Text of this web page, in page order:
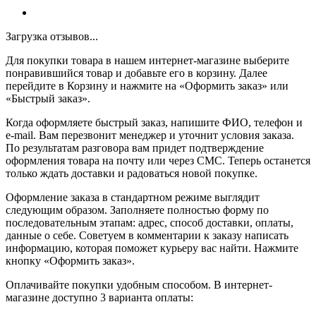
Загрузка отзывов...
Для покупки товара в нашем интернет-магазине выберите
понравившийся товар и добавьте его в корзину. Далее
перейдите в Корзину и нажмите на «Оформить заказ» или
«Быстрый заказ».
Когда оформляете быстрый заказ, напишите ФИО, телефон и
e-mail. Вам перезвонит менеджер и уточнит условия заказа.
По результатам разговора вам придет подтверждение
оформления товара на почту или через СМС. Теперь останется
только ждать доставки и радоваться новой покупке.
Оформление заказа в стандартном режиме выглядит
следующим образом. Заполняете полностью форму по
последовательным этапам: адрес, способ доставки, оплаты,
данные о себе. Советуем в комментарии к заказу написать
информацию, которая поможет курьеру вас найти. Нажмите
кнопку «Оформить заказ».
Оплачивайте покупки удобным способом. В интернет-
магазине доступно 3 варианта оплаты: